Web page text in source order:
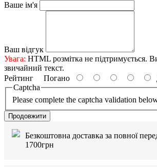
Ваше ім'я
Ваш відгук
Увага: HTML розмітка не підтримується.
звичайний текст.
Рейтинг Погано
Captcha
Please complete the captcha validation
Продовжити
Безкоштовна доставка за повної
1700грн